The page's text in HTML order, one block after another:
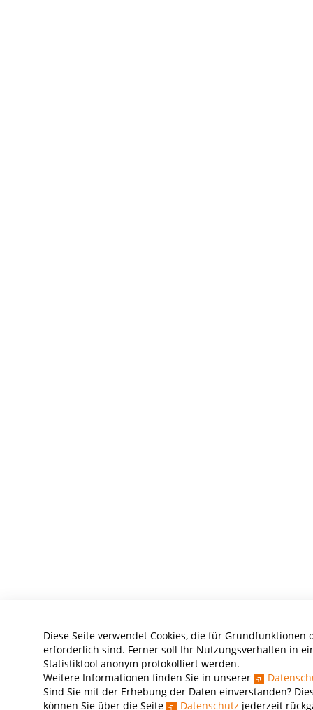
Diese Seite verwendet Cookies, die für Grundfunktionen
erforderlich sind. Ferner soll Ihr Nutzungsverhalten in
Statistiktool anonym protokolliert werden.
Weitere Informationen finden Sie in unserer
Sind Sie mit der Erhebung der Daten einverstanden?
können Sie über die Seite
Datenschutz jederzeit